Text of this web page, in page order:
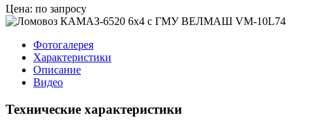
Цена: по запросу
Фотогалерея
Характеристики
Описание
Видео
Технические характеристики